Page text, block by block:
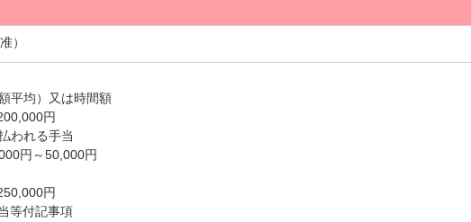
）
平均）又は時間額
円
われる手当
円～50,000円
円
等付記事項